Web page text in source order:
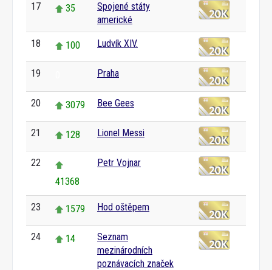
17 35
Spojené státy
americké
18 100 Ludvík XIV.
19 Praha
20 3079 Bee Gees
21 128 Lionel Messi
22
41368
Petr Vojnar
23 1579 Hod oštěpem
24 14
Seznam
mezinárodních
poznávacích značek